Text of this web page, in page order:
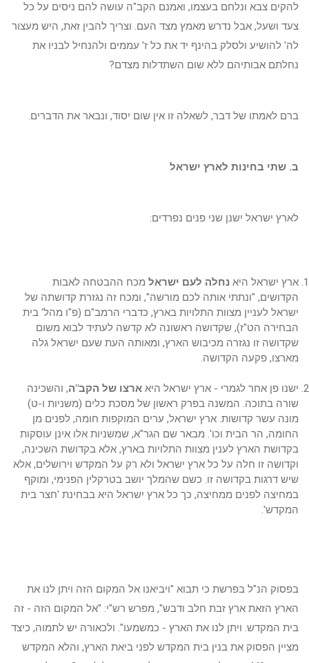
להקים צבא ונלחם בעצמו, ואמנם הקב"ה עושה להם ניסים על כל
צעד ושעל, אבל נדרש מאמץ מצד העם. וצריך להבין זאת, היש מעצור
לה' להושיע ולסלק בהינף יד את כל ז' עממים ולהנחיל לבניו את
נחלתם אבותיהם ללא שום השתדלות מצדם?
ברם לאמתו של דבר, לשאלה זו אין שום יסוד, ונבאר את הדברים.
ב. שתי בחינות לארץ ישראל
לארץ ישראל ישנן שני פנים נפרדים:
ארץ ישראל היא נחלה לעם ישראל מכח ההבטחה לאבות
הקדושים, "ונתתי אותה לכם מורשה", ומכח זה נגזרת קדושתה של
ישראל לעניין מצוות התלויות בארץ, כדברי הרמב"ם (פ"ו מהל' בית
הבחירה הט"ז), שקדושה ראשונה לא קדשה לעתיד לבוא משום
שקדושה זו נגזרה מכיבוש הארץ, ומאותה העת שעם ישראל גלה
מארצו, פקעה הקדושה.
ישנו פן אחר לגמרי - ארץ ישראל היא ארצו של הקב"ה, והשכינה
שורה בתוכה. המשנה בפרק ראשון של מסכת כלים (משניות ו-ט)
מונה עשר קדושות. ארץ ישראל, ערים המוקפות חומה, לפנים מן
החומה, הר הבית וכו'. מבאר שם הגר"א, שמשניות אלו אינן עוסקות
בקדושת הארץ לענין מצוות התלויות בארץ, אלא בקדושת השכינה,
וקדושה זו חלה על כל ארץ ישראל ולא רק על המקדש וירושלים, אלא
שיש דרגות בקדושה זו. כשם שהמלך יושב בטרקלין הפנימי, ומוקף
במחיצה לפנים ממחיצה, כך כל ארץ ישראל היא בבחינת 'חצר בית
המקדש'.
בפסוק הנ"ל בפרשת כי תבוא "ויביאנו אל המקום הזה ויתן לנו את
הארץ הזאת ארץ זבת חלב ודבש", מפרש רש"י: "אל המקום הזה - זה
בית המקדש. ויתן לנו את הארץ - כמשמעו". ולכאורה יש לתמוה, כיצד
מציין הפסוק את בנין בית המקדש לפני ביאת הארץ, והלא המקדש